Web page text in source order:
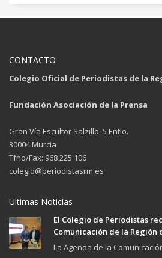
CONTACTO
Colegio Oficial de Periodistas de la
Fundación Asociación de la Prensa
Gran Vía Escultor Salzillo, 5 Entlo.
30004 Murcia
Tfno/Fax: 968 225 106
colegio@periodistasrm.es
Ultimas Noticias
El Colegio de Periodistas
Comunicación de la Región
La Agenda de la